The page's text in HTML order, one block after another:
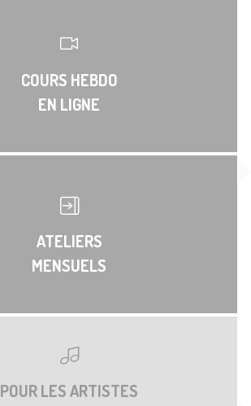
COURS HEBDO
EN LIGNE
ATELIERS
MENSUELS
POUR LES ARTISTES